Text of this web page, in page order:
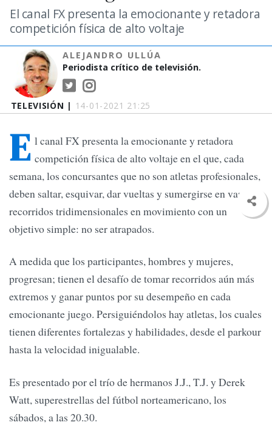
TELEVISIÓN | 14-01-2021 21:25
El canal FX presenta la emocionante y retadora
competición física de alto voltaje
ALEJANDRO ULLÚA
Periodista crítico de televisión.
E l canal FX presenta la emocionante y retadora
competición física de alto voltaje en el que, cada
semana, los concursantes que no son atletas profesionales,
deben saltar, esquivar, dar vueltas y sumergirse en varios
recorridos tridimensionales en movimiento con un
objetivo simple: no ser atrapados.
A medida que los participantes, hombres y mujeres,
progresan; tienen el desafío de tomar recorridos aún más
extremos y ganar puntos por su desempeño en cada
emocionante juego. Persiguiéndolos hay atletas, los cuales
tienen diferentes fortalezas y habilidades, desde el parkour
hasta la velocidad inigualable.
Es presentado por el trío de hermanos J.J., T.J. y Derek
Watt, superestrellas del fútbol norteamericano, los
sábados, a las 20.30.